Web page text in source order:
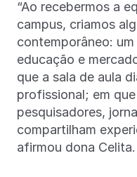
“Ao recebermos a
campus, criamos
contemporâneo:
educação e
que a sala de aula
profissional; em
pesquisadores,
compartilham
afirmou dona Celita.